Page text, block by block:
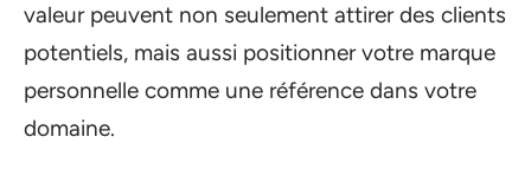
valeur peuvent non seulement attirer des clients
potentiels, mais aussi positionner votre marque
personnelle comme une référence dans votre
domaine.